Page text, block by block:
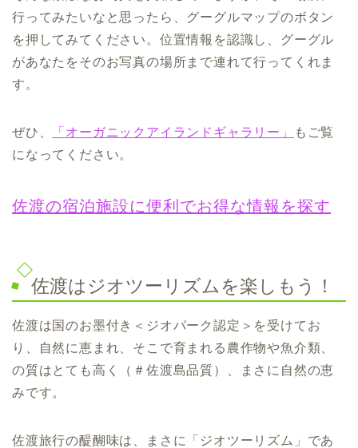
行ってみたいなと思ったら、グーグルマップのボタン
を押してみてください。位置情報を認識し、グーグル
があなたをそのお写真の場所まで連れて行ってくれま
す。
ぜひ、 「オーガニックアイランドギャラリー」
もご覧
になってください。
佐渡の宿泊施設に便利でお得な情報を探す
佐渡はジオツーリズムを楽しもう！
佐渡は国のお墨付き＜ジオパーク認定＞を受けてお
り、自然に恵まれ、そこで育まれる農作物や魚介類、
の質はとても高く（＃佐渡島品質）、まさに自然の恵
みです。
佐渡旅行の醍醐味は、まさに「ジオツーリズム」であ